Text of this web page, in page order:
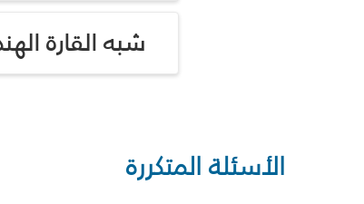
شبه القارة
الأسئلة المتكررة